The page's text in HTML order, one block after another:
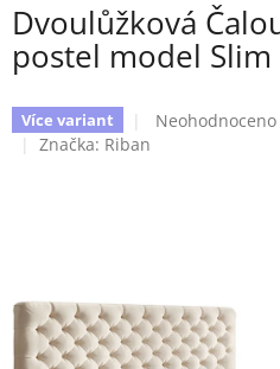
Dvoulůžková
postel model Slim
Více variant
Průměrné
Neohodnoceno
Značka: Riban